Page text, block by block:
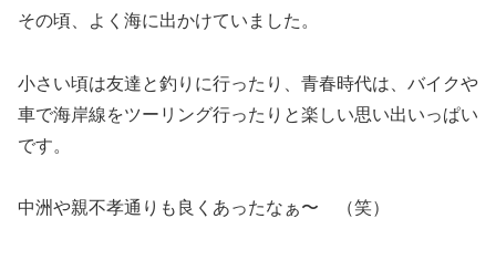
その頃、よく海に出かけていました。
小さい頃は友達と釣りに行ったり、青春時代は、バイクや
車で海岸線をツーリング行ったりと楽しい思い出いっぱい
です。
中洲や親不孝通りも良くあったなぁ〜 （笑）